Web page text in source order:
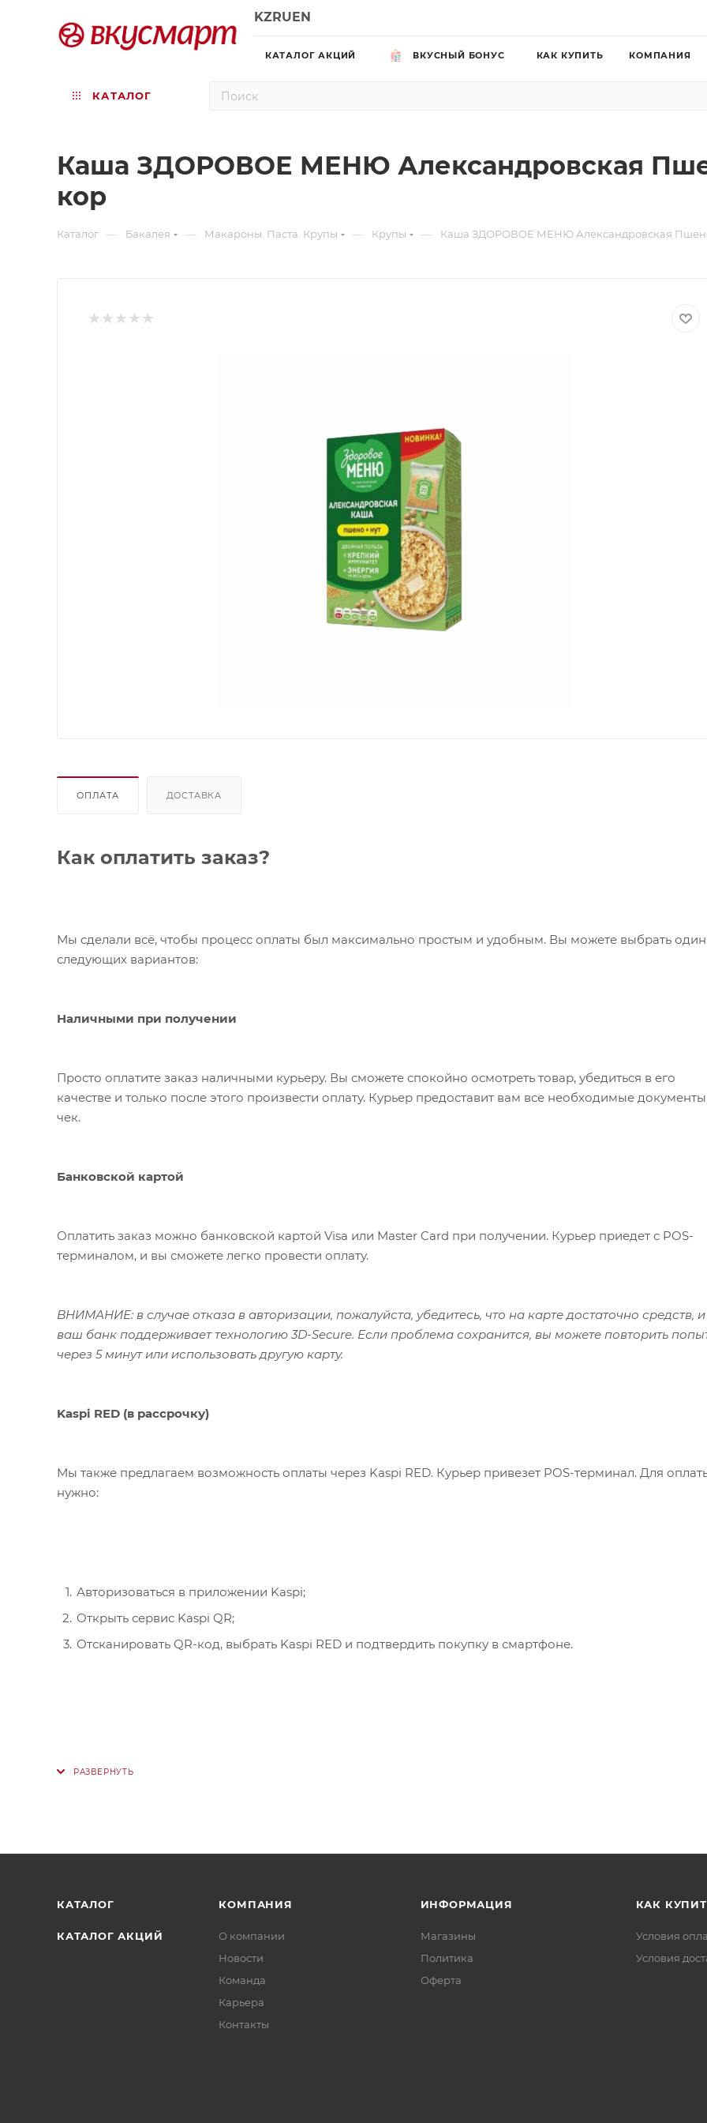
KZRUEN
КАТАЛОГ АКЦИЙ ВКУСНЫЙ БОНУС КАК КУПИТЬ КОМПАНИЯ
КАТАЛОГ
Каша ЗДОРОВОЕ МЕНЮ Александровская
кор
Каталог — Бакалея — Макароны. Паста. Крупы — Крупы — Каша ЗДОРОВОЕ МЕНЮ Александровская Пшено
ОПЛАТА ДОСТАВКА
Как оплатить заказ?
Мы сделали всё, чтобы процесс оплаты был максимально простым и удобным. Вы можете выбрать один
следующих вариантов:
Наличными при получении
Просто оплатите заказ наличными курьеру. Вы сможете спокойно осмотреть товар, убедиться в его
качестве и только после этого произвести оплату. Курьер предоставит вам все необходимые
чек.
Банковской картой
Оплатить заказ можно банковской картой Visa или Master Card при получении. Курьер приедет с POS-
терминалом, и вы сможете легко провести оплату.
ВНИМАНИЕ: в случае отказа в авторизации, пожалуйста, убедитесь, что на карте достаточно средств, и
ваш банк поддерживает технологию 3D-Secure. Если проблема сохранится, вы можете повторить
через 5 минут или использовать другую карту.
Kaspi RED (в рассрочку)
Мы также предлагаем возможность оплаты через Kaspi RED. Курьер привезет POS-терминал. Для
нужно:
Авторизоваться в приложении Kaspi;
Открыть сервис Kaspi QR;
Отсканировать QR-код, выбрать Kaspi RED и подтвердить покупку в смартфоне.
КАТАЛОГ
КАТАЛОГ АКЦИЙ
КОМПАНИЯ
О компании
Новости
Команда
Карьера
Контакты
ИНФОРМАЦИЯ
Магазины
Политика
Офертa
КАК
Условия
Условия